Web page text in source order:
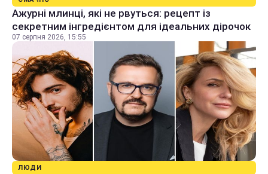
Ажурні млинці, які не рвуться: рецепт із
секретним інгредієнтом для ідеальних дірочок
07 серпня 2026, 15:55
ЛЮДИ